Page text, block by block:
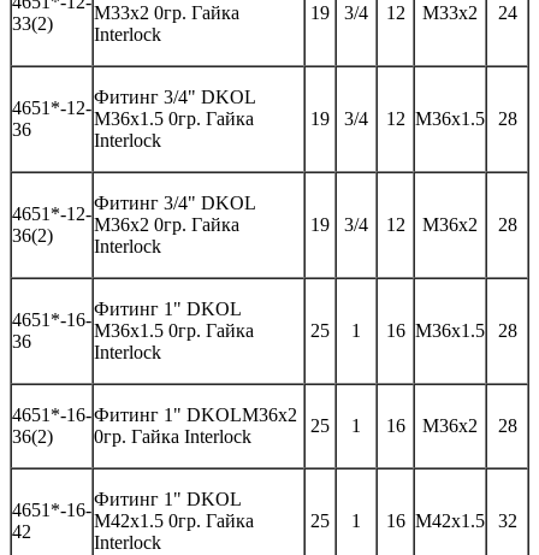
33(2)
M33x2 0гр. Гайка
Interlock
19 3/4 12 M33x2 24
4651*-12-
36
Фитинг 3/4" DKOL
M36x1.5 0гр. Гайка
Interlock
19 3/4 12 M36x1.5 28
4651*-12-
36(2)
Фитинг 3/4" DKOL
M36x2 0гр. Гайка
Interlock
19 3/4 12 M36x2 28
4651*-16-
36
Фитинг 1" DKOL
M36x1.5 0гр. Гайка
Interlock
25 1 16 M36x1.5 28
4651*-16-
36(2)
Фитинг 1" DKOLM36x2
0гр. Гайка Interlock
25 1 16 M36x2 28
4651*-16-
42
Фитинг 1" DKOL
M42x1.5 0гр. Гайка
Interlock
25 1 16 M42x1.5 32